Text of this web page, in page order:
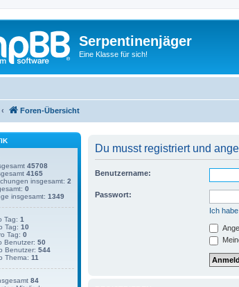
Serpentinenjäger
Eine Klasse für sich!
Foren-Übersicht
Du musst registriert und
Benutzername:
Passwort:
Ich
45708
4165
insgesamt: 2
0
insgesamt: 1349
Tag: 1
Tag: 10
Tag: 0
Benutzer: 50
Benutzer: 544
Thema: 11
84